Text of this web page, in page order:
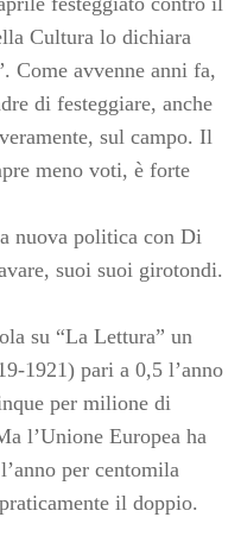
Cultura lo dichiara
Come avvenne anni fa,
di festeggiare, anche
sul campo. Il
meno voti, è forte
nuova politica con Di
suoi suoi girotondi.
su “La Lettura” un
1921) pari a 0,5 l’anno
per milione di
l’Unione Europea ha
per centomila
il doppio.